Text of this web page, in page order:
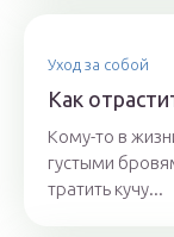
Уход за собой
Как
Кому-то в
густыми
тратить кучу...